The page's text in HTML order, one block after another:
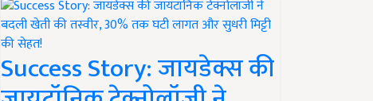
Success Story: जायडेक्स की